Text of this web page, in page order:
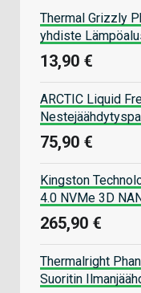
Thermal Grizzly
yhdiste
13,90 €
ARCTIC Liquid
75,90 €
Kingston
4.0 NVMe 3D
265,90 €
Thermalright
Suoritin